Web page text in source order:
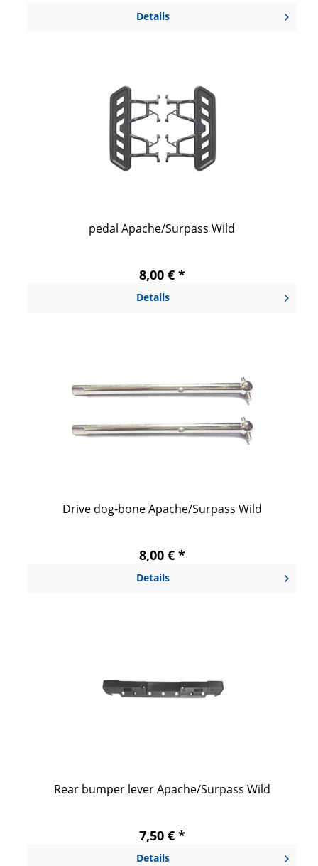
Details
pedal Apache/Surpass Wild
8,00 € *
Details
Drive dog-bone Apache/Surpass Wild
8,00 € *
Details
Rear bumper lever Apache/Surpass Wild
7,50 € *
Details